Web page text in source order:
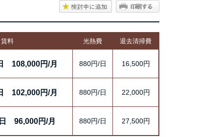
賃料 光熱費 退去清掃費
108,000円/月 880円/日 16,500円
102,000円/月 880円/日 22,000円
96,000円/月 880円/日 27,500円